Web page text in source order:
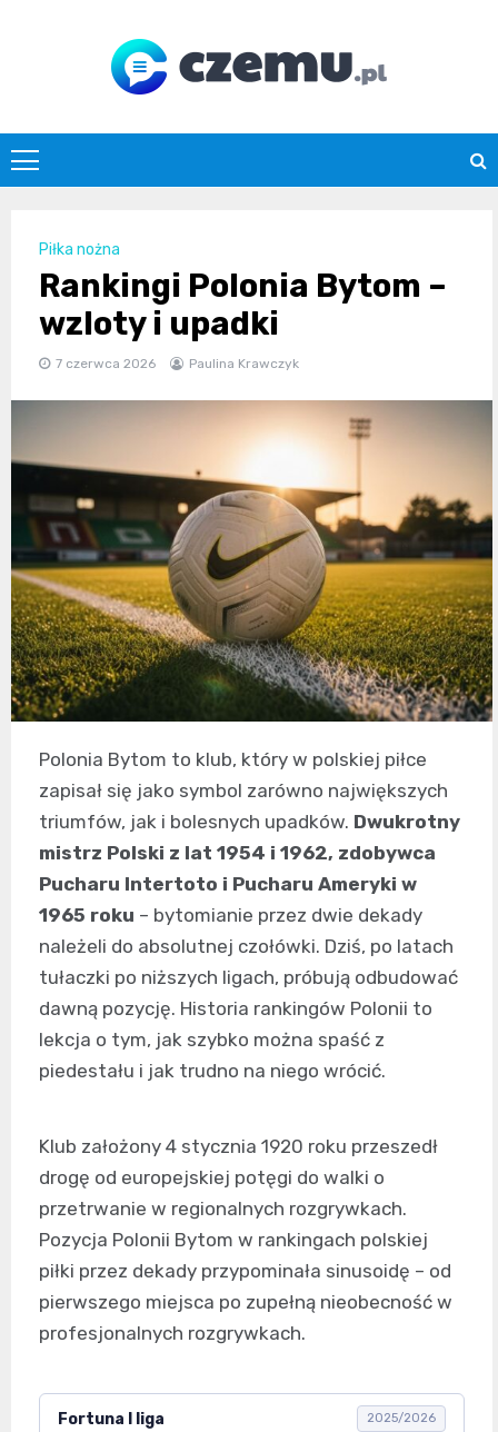
czemu.pl
Piłka nożna
Rankingi Polonia Bytom –
wzloty i upadki
7 czerwca 2026 Paulina Krawczyk
Polonia Bytom to klub, który w polskiej piłce
zapisał się jako symbol zarówno największych
triumfów, jak i bolesnych upadków. Dwukrotny
mistrz Polski z lat 1954 i 1962, zdobywca
Pucharu Intertoto i Pucharu Ameryki w
1965 roku – bytomianie przez dwie dekady
należeli do absolutnej czołówki. Dziś, po latach
tułaczki po niższych ligach, próbują odbudować
dawną pozycję. Historia rankingów Polonii to
lekcja o tym, jak szybko można spaść z
piedestału i jak trudno na niego wrócić.
Klub założony 4 stycznia 1920 roku przeszedł
drogę od europejskiej potęgi do walki o
przetrwanie w regionalnych rozgrywkach.
Pozycja Polonii Bytom w rankingach polskiej
piłki przez dekady przypominała sinusoidę – od
pierwszego miejsca po zupełną nieobecność w
profesjonalnych rozgrywkach.
Fortuna I liga 2025/2026